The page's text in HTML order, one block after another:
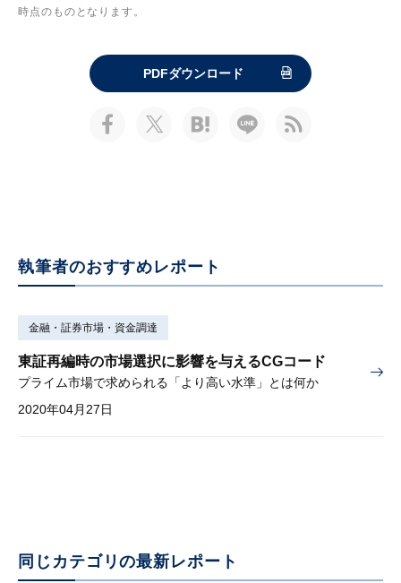
時点のものとなります。
PDFダウンロード
執筆者のおすすめレポート
金融・証券市場・資金調達
東証再編時の市場選択に影響を与えるCGコード
プライム市場で求められる「より高い水準」とは何か
2020年04月27日
同じカテゴリの最新レポート